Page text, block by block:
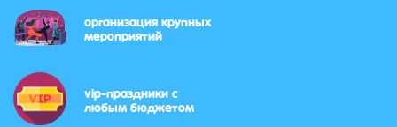
организация крупных
мероприятий
vip-праздники с
любым бюджетом